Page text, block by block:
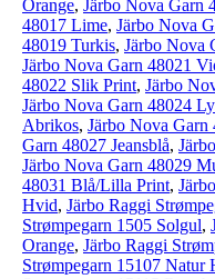
Orange, Järbo Nova Garn
48017 Lime, Järbo Nova
48019 Turkis, Järbo Nova
Järbo Nova Garn 48021
48022 Slik Print, Järbo
Järbo Nova Garn 48024
Abrikos, Järbo Nova Garn
Garn 48027 Jeansblå,
Järbo Nova Garn 48029
48031 Blå/Lilla Print,
Hvid, Järbo Raggi
Strømpegarn 1505 Solgul,
Orange, Järbo Raggi
Strømpegarn 15107